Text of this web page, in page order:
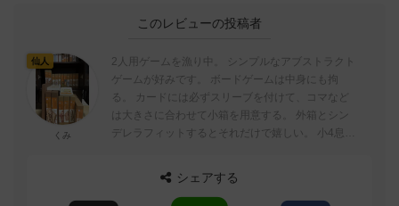
このレビューの投稿者
仙人
くみ
2人用ゲームを漁り中。 シンプルなアブストラクト
ゲームが好みです。 ボードゲームは中身にも拘
る。 カードには必ずスリーブを付けて、コマなど
は大きさに合わせて小箱を用意する。 外箱とシン
デレラフィットするとそれだけで嬉しい。 小4息子
シェアする